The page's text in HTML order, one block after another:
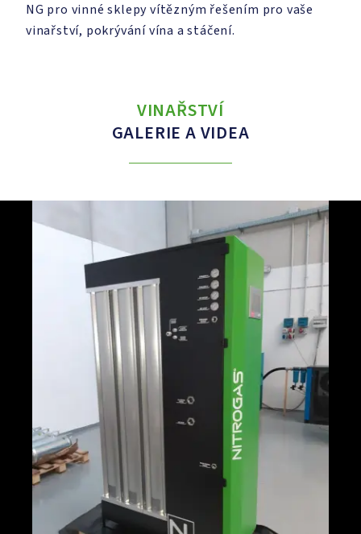
NG pro vinné sklepy vítězným řešením pro vaše
vinařství, pokrývání vína a stáčení.
VINAŘSTVÍ
GALERIE A VIDEA